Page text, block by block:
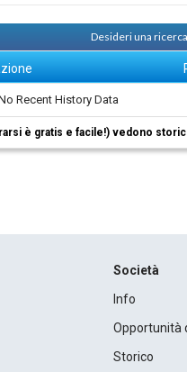
Desideri una
Recent History Data
è gratis e facile!) vedono
Società
Info
Opportunità
Storico